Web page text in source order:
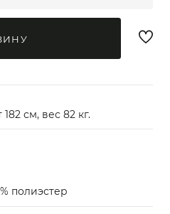
см, вес 82 кг.
полиэстер